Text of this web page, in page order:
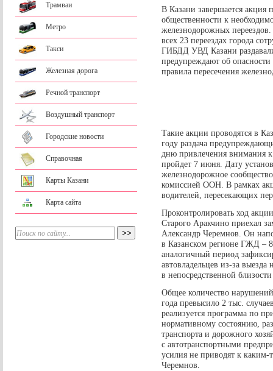
Трамваи
Метро
Такси
Железная дорога
Речной транспорт
Воздушный транспорт
Городские новости
Справочная
Карты Казани
Карта сайта
В Казани завершается
общественности к
железнодорожных
всех 23 переездах города
ГИБДД УВД Казани
предупреждают об
правила пересечения
Такие акции проводятся в
году раздача
дню привлечения внимания
пройдет 7 июня. Дату
железнодорожное
комиссией ООН. В рамках
водителей, пересекающих
Проконтролировать ход
Старого Аракчино приехал
Александр Черемнов. Он
в Казанском регионе ГЖД – 8
аналогичный период
автовладельцев из-за
в непосредственной
Общее количество нарушений
года превысило 2 тыс.
реализуется программа по
нормативному состоянию,
транспорта и дорожного
с автотранспортными
усилия не приводят к каким-
Черемнов.